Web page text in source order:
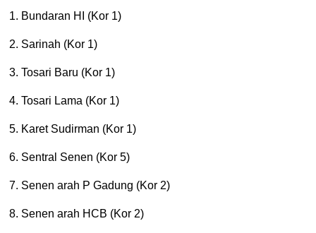
Bundaran HI (Kor 1)
Sarinah (Kor 1)
Tosari Baru (Kor 1)
Tosari Lama (Kor 1)
Karet Sudirman (Kor 1)
Sentral Senen (Kor 5)
Senen arah P Gadung (Kor 2)
Senen arah HCB (Kor 2)